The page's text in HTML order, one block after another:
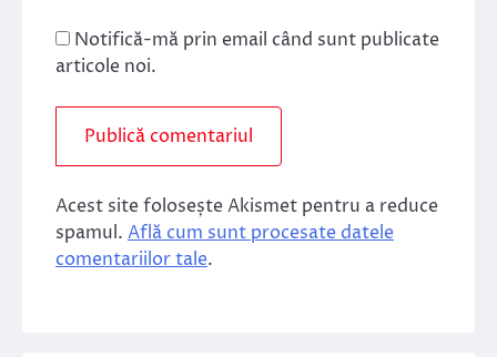
Notifică-mă prin email când sunt publicate
articole noi.
Acest site folosește Akismet pentru a reduce
spamul. Află cum sunt procesate datele
comentariilor tale.